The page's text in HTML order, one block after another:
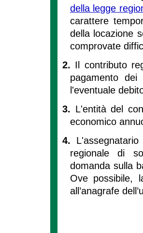
della legge
carattere
della locazione
comprovate
2. Il contributo
pagamento
l'eventuale
3. L'entità del
economico
4.
regionale di
domanda sulla
Ove possibile,
all’anagrafe